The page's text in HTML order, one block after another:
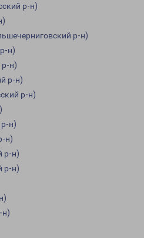
р-н)
р-н)
н)
н)
р-н)
р-н)
н)
н)
р-н)
р-н)
н)